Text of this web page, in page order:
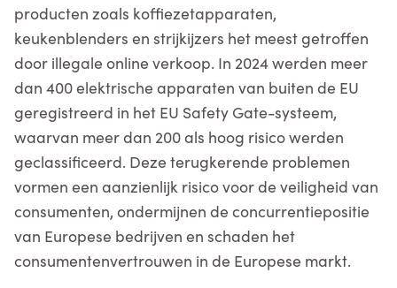
producten zoals koffiezetapparaten,
keukenblenders en strijkijzers het meest getroffen
door illegale online verkoop. In 2024 werden meer
dan 400 elektrische apparaten van buiten de EU
geregistreerd in het EU Safety Gate-systeem,
waarvan meer dan 200 als hoog risico werden
geclassificeerd. Deze terugkerende problemen
vormen een aanzienlijk risico voor de veiligheid van
consumenten, ondermijnen de concurrentiepositie
van Europese bedrijven en schaden het
consumentenvertrouwen in de Europese markt.